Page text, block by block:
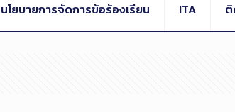
นโยบายการจัดการข้อร้องเรียน ITA